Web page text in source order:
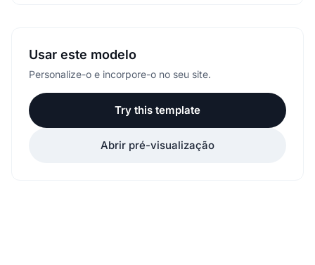
Usar este modelo
Personalize-o e incorpore-o no seu site.
Try this template
Abrir pré-visualização